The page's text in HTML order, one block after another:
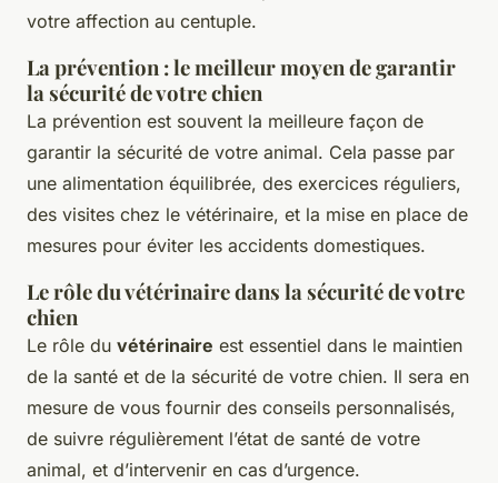
votre affection au centuple.
La prévention : le meilleur moyen de garantir
la sécurité de votre chien
La prévention est souvent la meilleure façon de
garantir la sécurité de votre animal. Cela passe par
une alimentation équilibrée, des exercices réguliers,
des visites chez le vétérinaire, et la mise en place de
mesures pour éviter les accidents domestiques.
Le rôle du vétérinaire dans la sécurité de votre
chien
Le rôle du vétérinaire est essentiel dans le maintien
de la santé et de la sécurité de votre chien. Il sera en
mesure de vous fournir des conseils personnalisés,
de suivre régulièrement l’état de santé de votre
animal, et d’intervenir en cas d’urgence.